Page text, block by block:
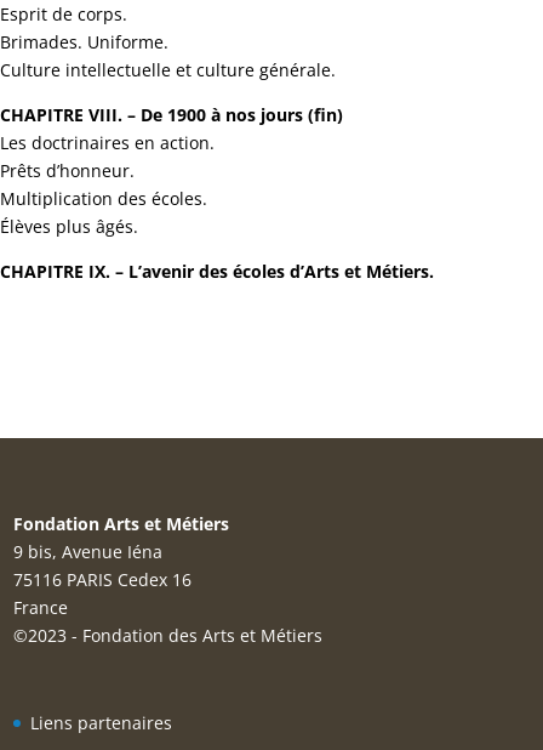
Esprit de corps.
Brimades. Uniforme.
Culture intellectuelle et culture générale.
CHAPITRE VIII. – De 1900 à nos jours (fin)
Les doctrinaires en action.
Prêts d’honneur.
Multiplication des écoles.
Élèves plus âgés.
CHAPITRE IX. – L’avenir des écoles d’Arts et Métiers.
Fondation Arts et Métiers
9 bis, Avenue Iéna
75116 PARIS Cedex 16
France
©2023 - Fondation des Arts et Métiers
Liens partenaires